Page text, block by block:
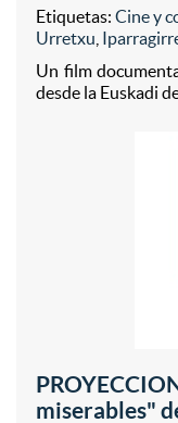
Etiquetas: Cine y
Urretxu
Un film
desde la Euskadi
miserables"